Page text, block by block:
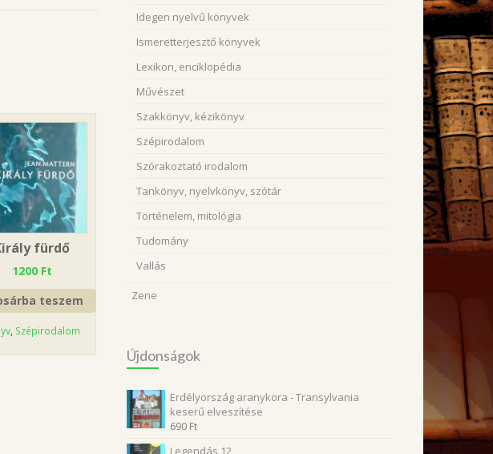
fürdő
1200 Ft
teszem
Szépirodalom
Idegen nyelvű könyvek
Ismeretterjesztő könyvek
Lexikon, enciklopédia
Művészet
Szakkönyv, kézikönyv
Szépirodalom
Szórakoztató irodalom
Tankönyv, nyelvkönyv, szótár
Történelem, mitológia
Tudomány
Vallás
Zene
Újdonságok
Erdélyország aranykora - Transylvania
keserű elveszítése
690 Ft
Legendás 12